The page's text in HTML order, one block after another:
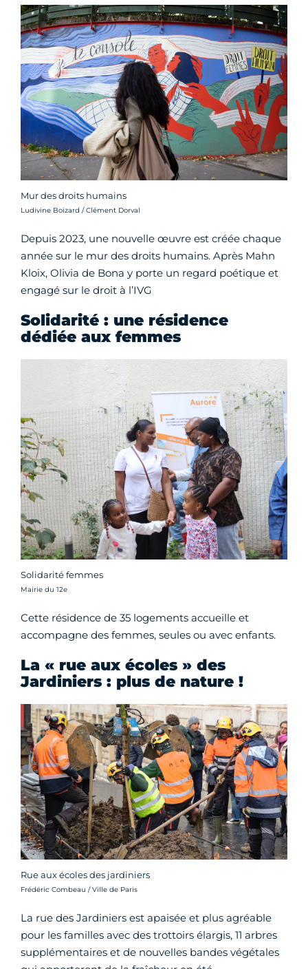
Mur des droits humains
Crédit photo :
Ludivine Boizard / Clément Dorval
Depuis 2023, une nouvelle œuvre est créée chaque
année sur le mur des droits humains. Après Mahn
Kloix, Olivia de Bona y porte un regard poétique et
engagé sur le droit à l’IVG
Solidarité : une résidence
dédiée aux femmes
Solidarité femmes
Crédit photo :
Mairie du 12e
Cette résidence de 35 logements accueille et
accompagne des femmes, seules ou avec enfants.
La « rue aux écoles » des
Jardiniers : plus de nature !
Rue aux écoles des jardiniers
Crédit photo :
Frédéric Combeau / Ville de Paris
La rue des Jardiniers est apaisée et plus agréable
pour les familles avec des trottoirs élargis, 11 arbres
supplémentaires et de nouvelles bandes végétales